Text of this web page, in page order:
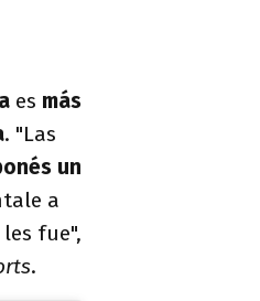
es más
. "Las
un
a
fue",
.